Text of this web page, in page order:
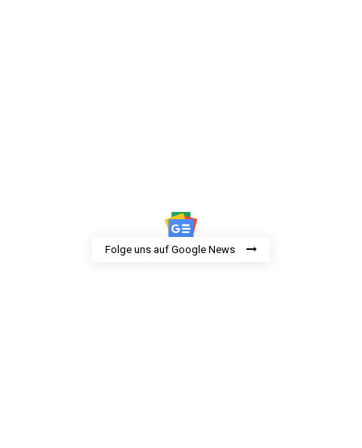
Folge uns auf Google News